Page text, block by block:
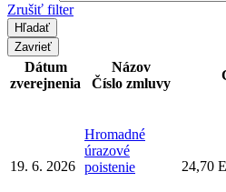
Zrušiť filter
Zavrieť
Dátum
zverejnenia
Názov
Číslo zmluvy
19. 6. 2026
Hromadné
úrazové
poistenie
24,70